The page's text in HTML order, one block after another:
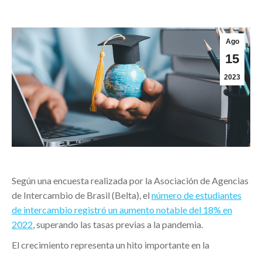
Ago
15
2023
Según una encuesta realizada por la Asociación de Agencias
de Intercambio de Brasil (Belta), el número de estudiantes
de intercambio registró un aumento notable del 18% en
2022, superando las tasas previas a la pandemia.
El crecimiento representa un hito importante en la